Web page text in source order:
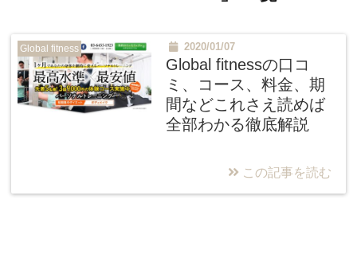
Global fitness 2020/01/07
Global fitnessの口コ
ミ、コース、料金、期
間などこれさえ読めば
全部わかる徹底解説
この記事を読む